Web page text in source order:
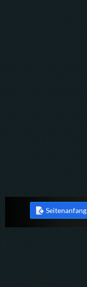
Seitenanfang